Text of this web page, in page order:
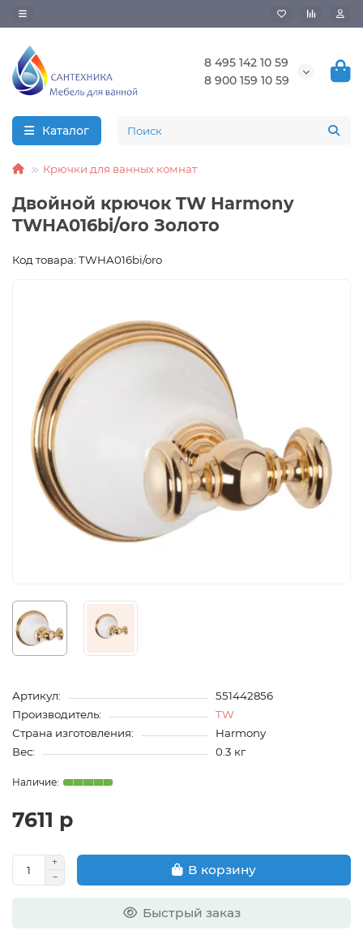
8 495 142 10 59
8 900 159 10 59
Каталог
Крючки для ванных комнат
Двойной крючок TW Harmony
TWHA016bi/oro Золото
Код товара: TWHA016bi/oro
Артикул:
551442856
Производитель:
TW
Страна изготовления:
Harmony
Вес:
0.3 кг
7611 р
В корзину
Быстрый заказ